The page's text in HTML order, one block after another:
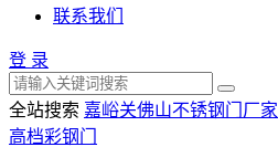
联系我们
登 录
全站搜索 嘉峪关佛山不锈钢门厂家
高档彩钢门